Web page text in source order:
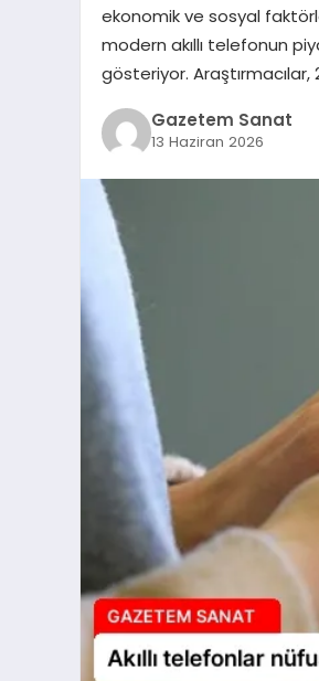
ekonomik ve sosyal
modern akıllı telefonun
gösteriyor. Araştırmacılar,
Gazetem Sanat
13 Haziran 2026